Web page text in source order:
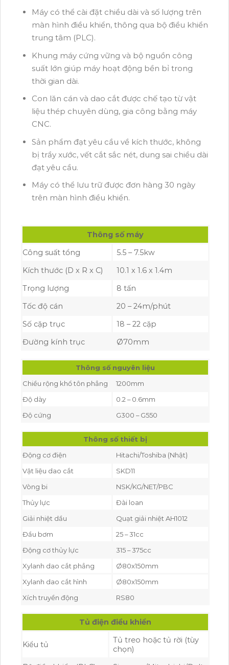
Máy có thể cài đặt chiều dài và số lượng trên
màn hình điều khiển, thông qua bộ điều khiển
trung tâm (PLC).
Khung máy cứng vững và bộ nguồn công
suất lớn giúp máy hoạt động bền bỉ trong
thời gian dài.
Con lăn cán và dao cắt được chế tạo từ vật
liệu thép chuyên dùng, gia công bằng máy
CNC.
Sản phẩm đạt yêu cầu về kích thước, không
bị trầy xước, vết cắt sắc nét, dung sai chiều dài
đạt yêu cầu.
Máy có thể lưu trữ được đơn hàng 30 ngày
trên màn hình điều khiển.
Thông số máy
Công suất tổng
5.5 – 7.5kw
Kích thước (D x R x C)
10.1 x 1.6 x 1.4m
Trọng lượng
8 tấn
Tốc độ cán
20 – 24m/phút
Số cặp trục
18 – 22 cặp
Đường kính trục
Ø70mm
Thông số nguyên liệu
Chiều rộng khổ tôn phẳng
1200mm
Độ dày
0.2 – 0.6mm
Độ cứng
G300 – G550
Thông số thiết bị
Động cơ điện
Hitachi/Toshiba (Nhật)
Vật liệu dao cắt
SKD11
Vòng bi
NSK/KG/NET/PBC
Thủy lực
Đài loan
Giải nhiệt dầu
Quạt giải nhiệt AH1012
Đầu bơm
25 – 31cc
Động cơ thủy lực
315 – 375cc
Xylanh dao cắt phẳng
Ø80x150mm
Xylanh dao cắt hình
Ø80x150mm
Xích truyền động
RS80
Tủ điện điều khiển
Kiểu tủ
Tủ treo hoặc tủ rời (tùy
chọn)